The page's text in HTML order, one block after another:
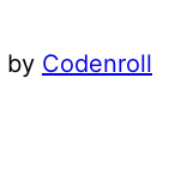
by Codenroll